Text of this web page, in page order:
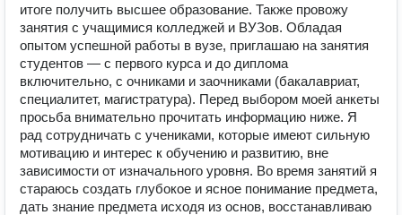
итоге получить высшее образование. Также провожу
занятия с учащимися колледжей и ВУЗов. Обладая
опытом успешной работы в вузе, приглашаю на занятия
студентов — с первого курса и до диплома
включительно, с очниками и заочниками (бакалавриат,
специалитет, магистратура). Перед выбором моей анкеты
просьба внимательно прочитать информацию ниже. Я
рад сотрудничать с учениками, которые имеют сильную
мотивацию и интерес к обучению и развитию, вне
зависимости от изначального уровня. Во время занятий я
стараюсь создать глубокое и ясное понимание предмета,
дать знание предмета исходя из основ, восстанавливаю